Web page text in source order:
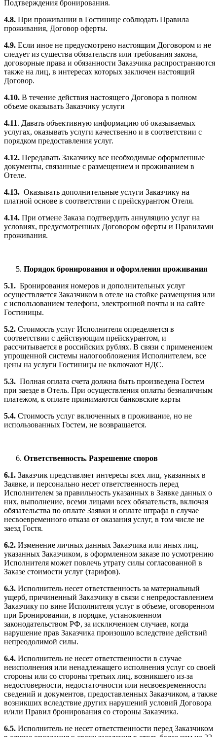
Подтверждения бронирования.
4.8. При проживании в Гостинице соблюдать Правила
проживания, Договор оферты.
4.9. Если иное не предусмотрено настоящим Договором и не
следует из существа обязательств или требования закона,
договорные права и обязанности Заказчика распространяются
также на лиц, в интересах которых заключен настоящий
Договор.
4.10. В течение действия настоящего Договора в полном
объеме оказывать Заказчику услуги
4.11. Давать объективную информацию об оказываемых
услугах, оказывать услуги качественно и в соответствии с
порядком предоставления услуг.
4.12. Передавать Заказчику все необходимые оформленные
документы, связанные с размещением и проживанием в
Отеле.
4.13. Оказывать дополнительные услуги Заказчику на
платной основе в соответствии с прейскурантом Отеля.
4.14. При отмене Заказа подтвердить аннуляцию услуг на
условиях, предусмотренных Договором оферты и Правилами
проживания.
Порядок бронирования и оформления проживания
5.1. Бронирования номеров и дополнительных услуг
осуществляется Заказчиком в отеле на стойке размещения или
с использованием телефона, электронной почты и на сайте
Гостиницы.
5.2. Стоимость услуг Исполнителя определяется в
соответствии с действующим прейскурантом, и
рассчитывается в российских рублях. В связи с применением
упрощенной системы налогообложения Исполнителем, все
цены на услуги Гостиницы не включают НДС.
5.3. Полная оплата счета должна быть произведена Гостем
при заезде в Отель. При осуществления оплаты безналичным
платежом, к оплате принимаются банковские карты
5.4. Стоимость услуг включенных в проживание, но не
использованных Гостем, не возвращается.
Ответственность. Разрешение споров
6.1. Заказчик представляет интересы всех лиц, указанных в
Заявке, и персонально несет ответственность перед
Исполнителем за правильность указанных в Заявке данных о
них, выполнение, всеми лицами всех обязательств, включая
обязательства по оплате Заявки и оплате штрафа в случае
несвоевременного отказа от оказания услуг, в том числе не
заезд Гостя.
6.2. Изменение личных данных Заказчика или иных лиц,
указанных Заказчиком, в оформленном заказе по усмотрению
Исполнителя может повлечь утрату силы согласованной в
Заказе стоимости услуг (тарифов).
6.3. Исполнитель несет ответственность за материальный
ущерб, причиненный Заказчику в связи с непредоставлением
Заказчику по вине Исполнителя услуг в объеме, оговоренном
при Бронировании, в порядке, установленном
законодательством РФ, за исключением случаев, когда
нарушение прав Заказчика произошло вследствие действий
непреодолимой силы.
6.4. Исполнитель не несет ответственности в случае
неисполнения или ненадлежащего исполнения услуг со своей
стороны или со стороны третьих лиц, возникшего из-за
недостоверности, недостаточности или несвоевременности
сведений и документов, предоставленных Заказчиком, а также
возникших вследствие других нарушений условий Договора
и/или Правил бронирования со стороны Заказчика.
6.5. Исполнитель не несет ответственности перед Заказчиком